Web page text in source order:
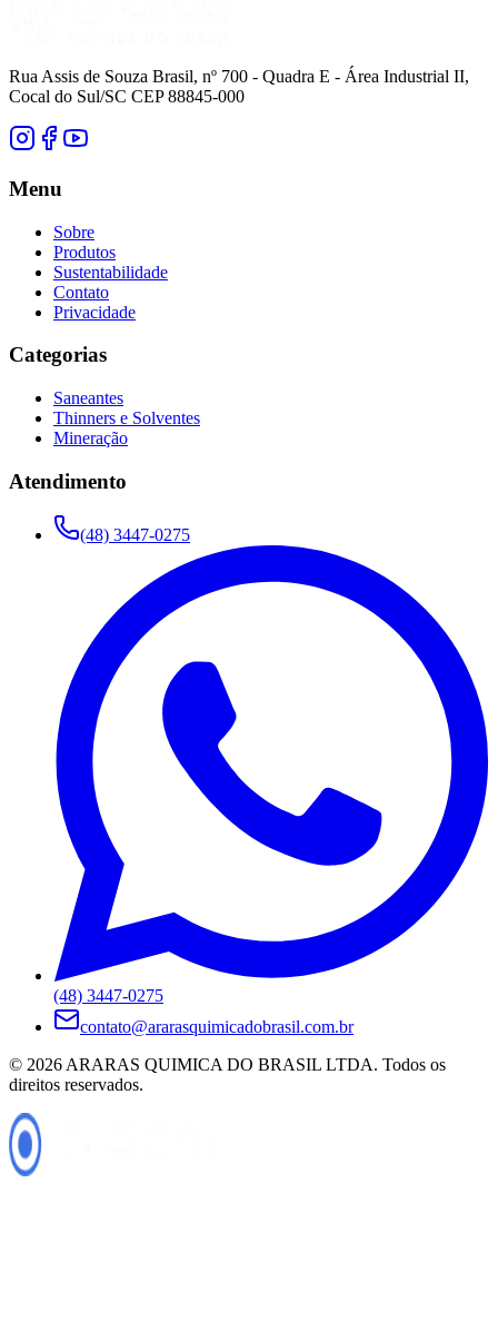
Rua Assis de Souza Brasil, nº 700 - Quadra E - Área Industrial II,
Cocal do Sul/SC CEP 88845-000
Menu
Sobre
Produtos
Sustentabilidade
Contato
Privacidade
Categorias
Saneantes
Thinners e Solventes
Mineração
Atendimento
(48) 3447-0275
(48) 3447-0275
contato@ararasquimicadobrasil.com.br
© 2026ARARAS QUIMICA DO BRASIL LTDA. Todos os
direitos reservados.